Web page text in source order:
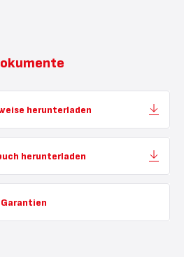
herunterladen
herunterladen